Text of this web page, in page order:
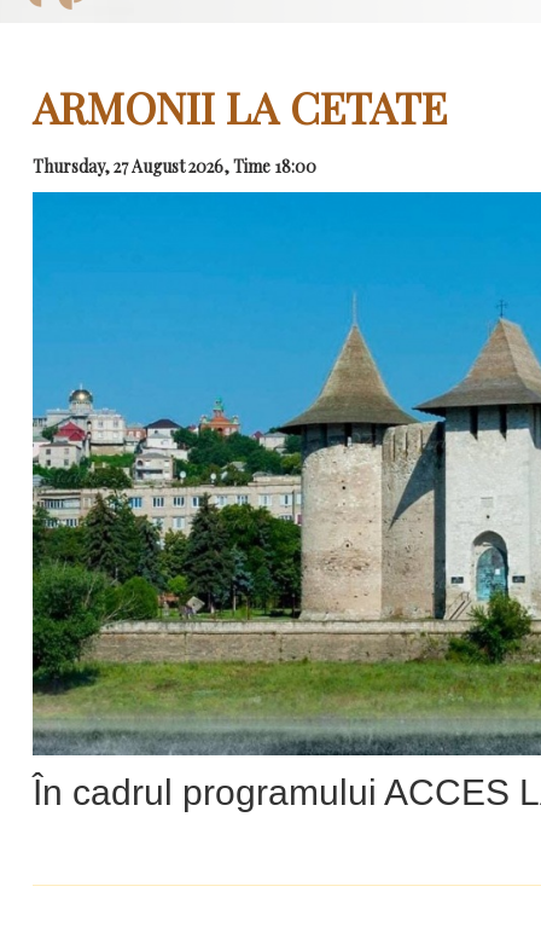
ARMONII LA CETATE
Thursday, 27 August 2026, Time 18:00
În cadrul programului ACCES